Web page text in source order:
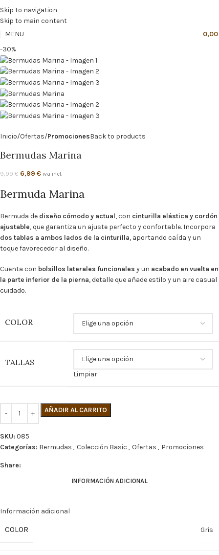
Skip to navigation
Skip to main content
🔥PROMO NÁCAR DESDE 4'99 € HASTA 19'99 €
MENU
0,00
-30%
Inicio Ofertas PromocionesBack to products
Bermudas Marina
9,99€ 6,99 € iva incl.
Bermuda Marina
Bermuda de diseño cómodo y actual, con cinturilla elástica y cordón
ajustable, que garantiza un ajuste perfecto y confortable. Incorpora
dos tablas a ambos lados de la cinturilla, aportando caída y un
toque favorecedor al diseño.
Cuenta con bolsillos laterales funcionales y un acabado en vuelta en
la parte inferior de la pierna, detalle que añade estilo y un aire casual
cuidado.
COLOR
TALLAS
Limpiar
AÑADIR AL CARRITO
SKU: 085
Categorías: Bermudas , Colección Basic , Ofertas , Promociones
Share:
INFORMACIÓN ADICIONAL
Información adicional
COLOR Gris